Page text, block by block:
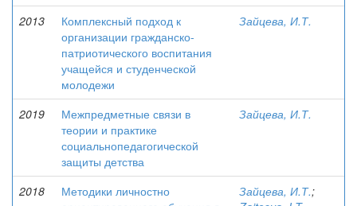
2013
Комплексный подход к
организации гражданско-
патриотического воспитания
учащейся и студенческой
молодежи
Зайцева, И.Т.
2019
Межпредметные связи в
теории и практике
социальнопедагогической
защиты детства
Зайцева, И.Т.
2018
Методики личностно
Зайцева, И.Т.;